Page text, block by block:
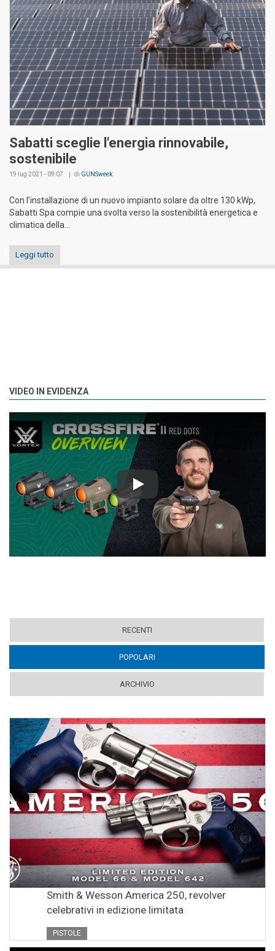
Sabatti sceglie l'energia rinnovabile,
sostenibile
19 lug 2021 - 09:07 di GUNSweek
Con l’installazione di un nuovo impianto solare da oltre 130 kWp,
Sabatti Spa compie una svolta verso la sostenibilità energetica e
climatica della...
Leggi tutto
VIDEO IN EVIDENZA
Play
RECENTI
POPOLARI
ARCHIVIO
Smith & Wesson America 250, revolver
celebrativi in edizione limitata
PISTOLE